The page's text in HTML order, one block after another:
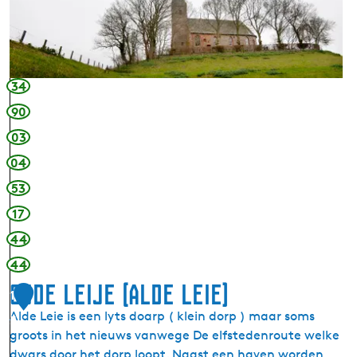
n
t
u
m
)
i
s
-
e
n
Y
n
f
o
r
m
a
a
s
j
e
s
34
90
03
04
53
17
44
44
1
5
Oude Leije (Alde Leie)
Alde Leie is een lyts doarp ( klein dorp ) maar soms
groots in het nieuws vanwege De elfstedenroute welke